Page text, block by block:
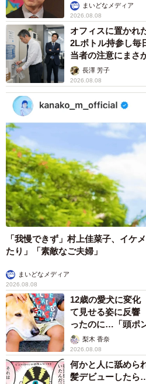
まいどなメディア
2026.08.08
オフィスに置かれ
2Lボトル持参し毎
当者の注意にまさ
説】長澤 芳子
2026.08.08
「我慢できず」村上佳菜子、イケ
たり」「素敵なご夫婦」
まいどなメディア
2026.08.08
12歳の愛犬に変
て見せる姿に反響
ったのに…「頭ポ
「尊…」
梨木 香奈
2026.08.08
何かと人に舐めら
髪デビューしたら